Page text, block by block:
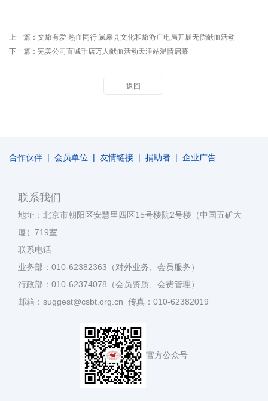
上一篇： 文旅有爱 热血同行|岚皋县文化和旅游广电局开展无偿献血活动
下一篇： 完美公司百城千店万人献血活动天津站温情启幕
返回
合作伙伴 | 会员单位 | 友情链接 | 捐助者 | 企业广告
联系我们
地址：北京市朝阳区安慧里四区15号楼院2号楼（中国五矿大
厦）719室
联系电话
业务部：010-62382363（对外业务、会员服务）
行政部：010-62374078（会员资质、会费管理）
邮箱：suggest@csbt.org.cn 传真：010-62382019
官方公众号